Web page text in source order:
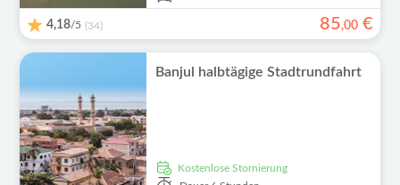
4,18/5 (34) 85,00 €
Banjul halbtägige Stadtrundfahrt
kostenlose Stornierung